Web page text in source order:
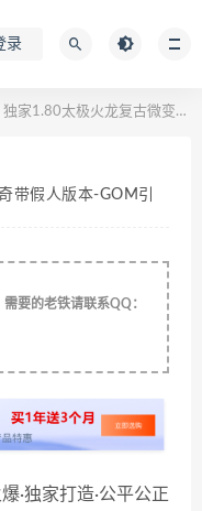
录
独家1.80太极火龙复古微变三职业传奇带假人版本-GOM引擎-SD插件
带假人版本-GOM引
要的老铁请联系QQ：
·独家打造·公平公正